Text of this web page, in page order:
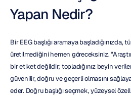
Yapan Nedir?
Bir EEG başlığı aramaya başladığınızda,
üretilmediğini hemen göreceksiniz.
bir etiket değildir; topladığınız beyin
güvenilir, doğru ve geçerli olmasını
eder. Doğru başlığı seçmek, yüzeysel